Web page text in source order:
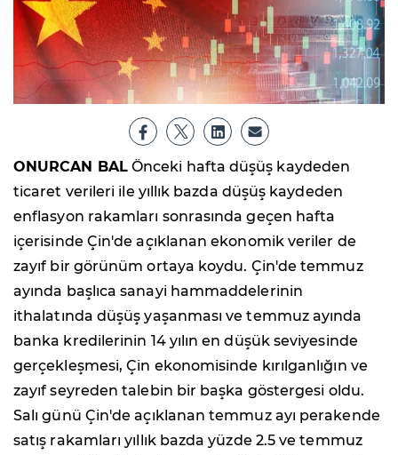
ONURCAN BALÖnceki hafta düşüş kaydeden
ticaret verileri ile yıllık bazda düşüş kaydeden
enflasyon rakamları sonrasında geçen hafta
içerisinde Çin'de açıklanan ekonomik veriler de
zayıf bir görünüm ortaya koydu. Çin'de temmuz
ayında başlıca sanayi hammaddelerinin
ithalatında düşüş yaşanması ve temmuz ayında
banka kredilerinin 14 yılın en düşük seviyesinde
gerçekleşmesi, Çin ekonomisinde kırılganlığın ve
zayıf seyreden talebin bir başka göstergesi oldu.
Salı günü Çin'de açıklanan temmuz ayı perakende
satış rakamları yıllık bazda yüzde 2.5 ve temmuz